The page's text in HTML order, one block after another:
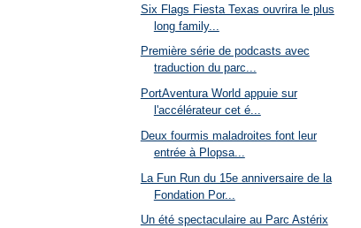
Six Flags Fiesta Texas ouvrira le plus
long family...
Première série de podcasts avec
traduction du parc...
PortAventura World appuie sur
l'accélérateur cet é...
Deux fourmis maladroites font leur
entrée à Plopsa...
La Fun Run du 15e anniversaire de la
Fondation Por...
Un été spectaculaire au Parc Astérix